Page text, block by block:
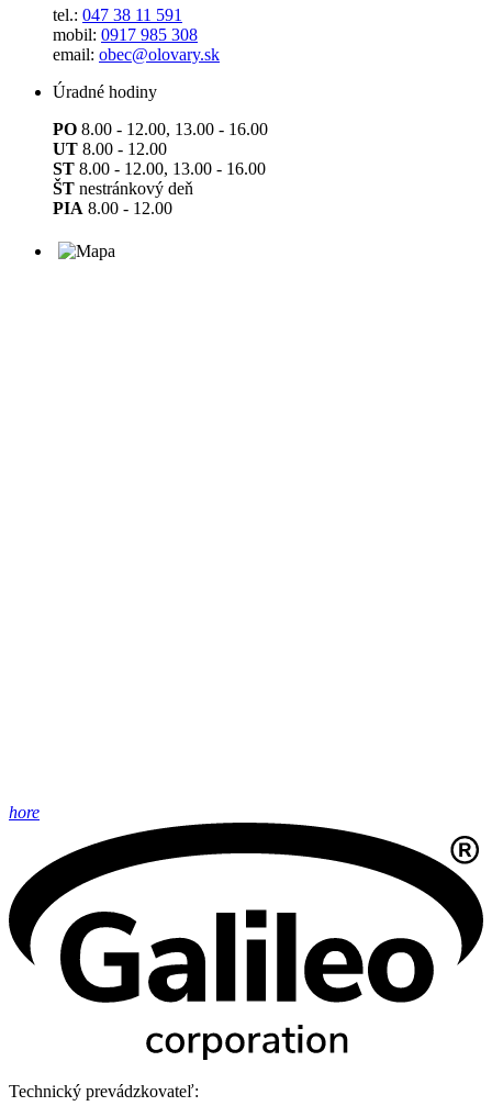
tel.: 047 38 11 591
mobil: 0917 985 308
email: obec@olovary.sk
Úradné hodiny
PO 8.00 - 12.00, 13.00 - 16.00
UT 8.00 - 12.00
ST 8.00 - 12.00, 13.00 - 16.00
ŠT nestránkový deň
PIA 8.00 - 12.00
hore
Technický prevádzkovateľ: